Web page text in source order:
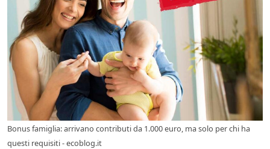
Bonus famiglia: arrivano contributi da 1.000 euro, ma solo per chi ha
questi requisiti - ecoblog.it